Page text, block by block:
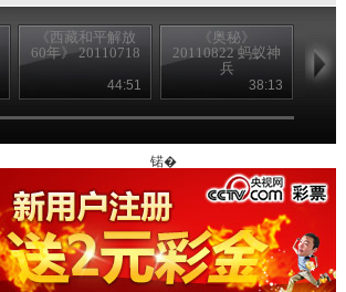
《西藏和平解放
60年》 20110718
44:51
《奥秘》
20110822 蚂蚁神
兵
38:13
锘�